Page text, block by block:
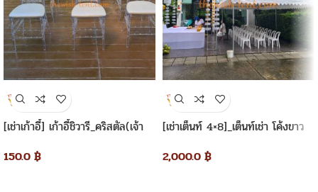
[เช่าเก้าอี้] เก้าอี้ชิวารี_คริสตัล(เจ้า
150.0 ฿
[เช่าเต็นท์ 4×8]_เต็นท์เช่า โค้งขาว
2,000.0 ฿